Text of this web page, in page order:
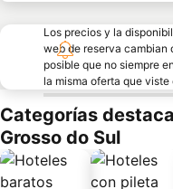
Los precios y la
web de reserva cambian
posible que no siempre
la misma oferta que viste
Categorías
Grosso do Sul